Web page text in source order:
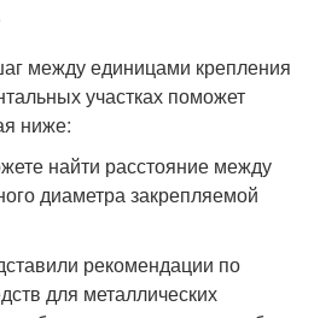
между единицами крепления
участках поможет
ниже:
найти расстояние между
диаметра закрепляемой
рекомендации по
для металлических